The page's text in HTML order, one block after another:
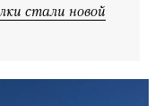
стали новой